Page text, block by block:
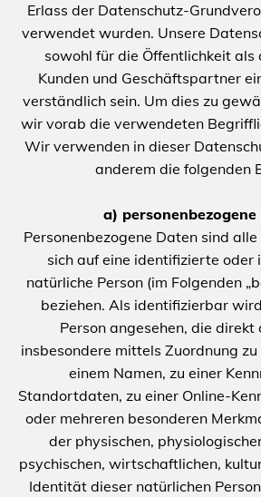
Erlass der Datenschutz-
verwendet wurden. Unsere
sowohl für die Öffentlichkeit als
Kunden und Geschäftspartner
verständlich sein. Um dies zu
wir vorab die verwendeten
Wir verwenden in dieser
anderem die folgenden
a) personenbezogene
Personenbezogene Daten sind
sich auf eine identifizierte oder
natürliche Person (im Folgenden
beziehen. Als identifizierbar
Person angesehen, die direkt
insbesondere mittels Zuordnung
einem Namen, zu einer
Standortdaten, zu einer Online-
oder mehreren besonderen
der physischen,
psychischen, wirtschaftlichen,
Identität dieser natürlichen